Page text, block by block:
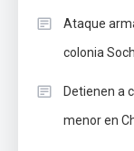
Ataque
colonia
Detienen a
menor en